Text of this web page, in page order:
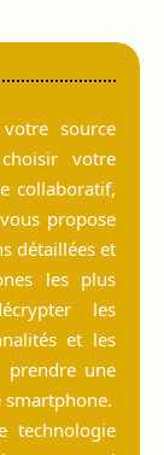
source
votre
collaboratif,
propose
détaillées et
les plus
les
et les
prendre une
smartphone.
technologie